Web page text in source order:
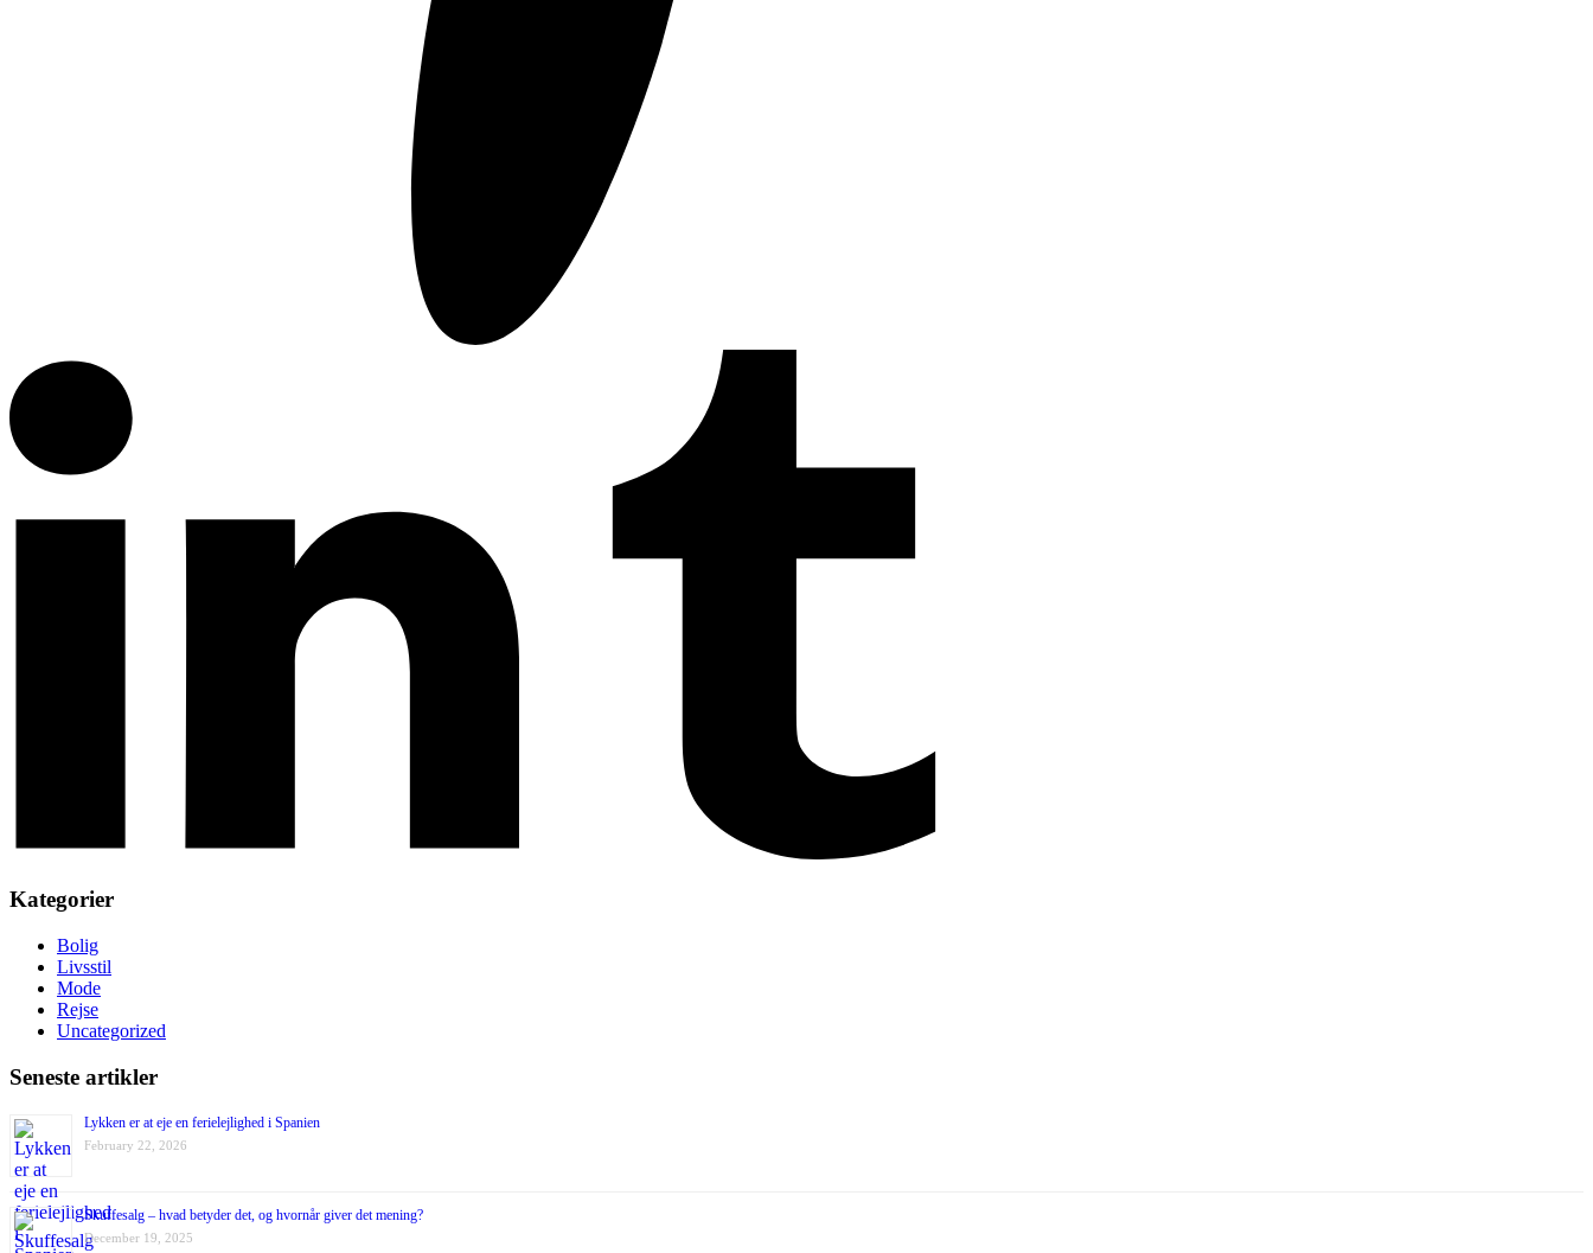
Kategorier
Bolig
Livsstil
Mode
Rejse
Uncategorized
Seneste artikler
Lykken er at eje en ferielejlighed i Spanien
February 22, 2026
Skuffesalg – hvad betyder det, og hvornår giver det mening?
December 19, 2025